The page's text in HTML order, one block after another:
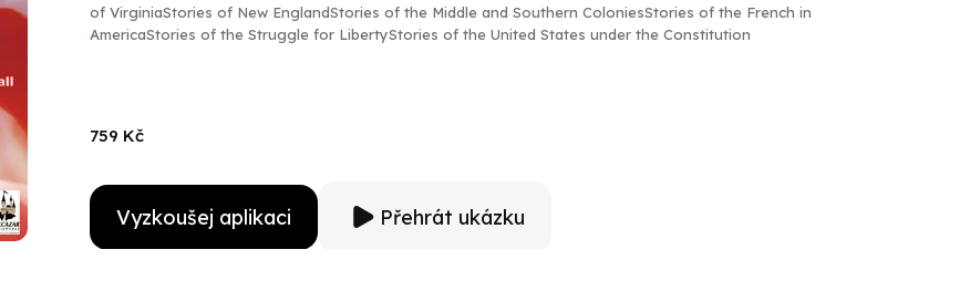
of VirginiaStories of New EnglandStories of the Middle and Southern ColoniesStories of the French in
AmericaStories of the Struggle for LibertyStories of the United States under the Constitution
759 Kč
Vyzkoušej aplikaci Přehrát ukázku